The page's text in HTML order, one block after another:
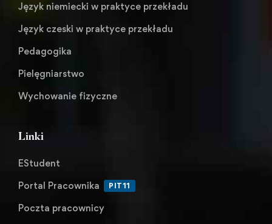
Język niemiecki w praktyce przekładu
Język czeski w praktyce przekładu
Pedagogika
Pielęgniarstwo
Wychowanie fizyczne
Linki
EStudent
Portal Pracownika
PIT11
Poczta pracownicy